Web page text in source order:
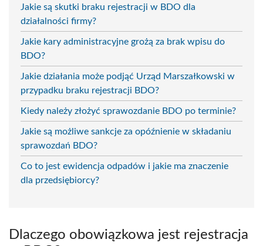
Jakie są skutki braku rejestracji w BDO dla
działalności firmy?
Jakie kary administracyjne grożą za brak wpisu do
BDO?
Jakie działania może podjąć Urząd Marszałkowski w
przypadku braku rejestracji BDO?
Kiedy należy złożyć sprawozdanie BDO po terminie?
Jakie są możliwe sankcje za opóźnienie w składaniu
sprawozdań BDO?
Co to jest ewidencja odpadów i jakie ma znaczenie
dla przedsiębiorcy?
Dlaczego obowiązkowa jest rejestracja